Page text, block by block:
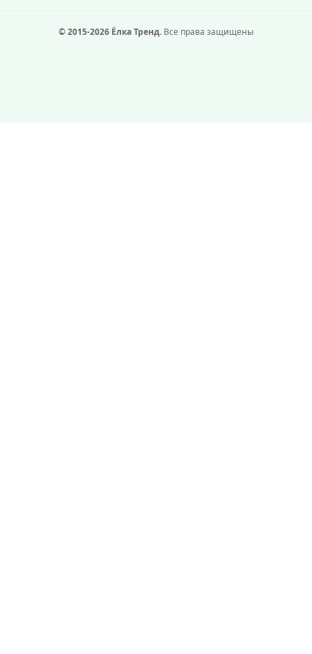
© 2015-2026 Ёлка Тренд. Все права защищены